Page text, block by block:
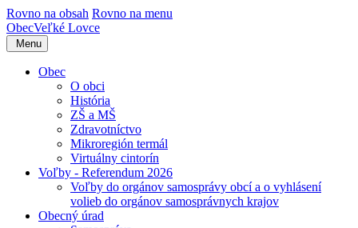
Rovno na obsah Rovno na menu
ObecVeľké Lovce
Menu
Obec
O obci
História
ZŠ a MŠ
Zdravotníctvo
Mikroregión termál
Virtuálny cintorín
Voľby - Referendum 2026
Voľby do orgánov samosprávy obcí a o vyhlásení
volieb do orgánov samosprávnych krajov
Obecný úrad